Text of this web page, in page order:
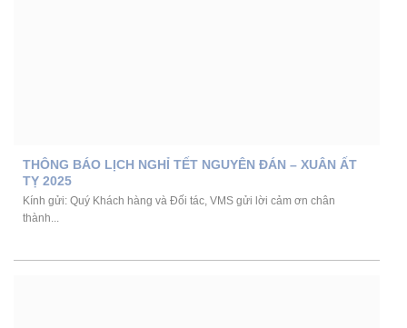
THÔNG BÁO LỊCH NGHỈ TẾT NGUYÊN ĐÁN – XUÂN ẤT
TỴ 2025
Kính gửi: Quý Khách hàng và Đối tác, VMS gửi lời cảm ơn chân
thành...